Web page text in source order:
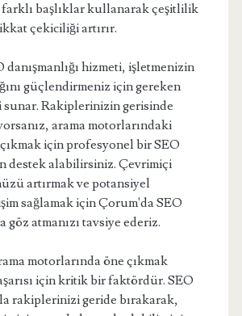
başlıklar kullanarak çeşitlilik
çekiciliği artırır.
danışmanlığı hizmeti, işletmenizin
güçlendirmeniz için gereken
Rakiplerinizin gerisinde
arama motorlarındaki
için profesyonel bir SEO
destek alabilirsiniz. Çevrimiçi
artırmak ve potansiyel
sağlamak için Çorum'da SEO
göz atmanızı tavsiye ederiz.
motorlarında öne çıkmak
için kritik bir faktördür. SEO
rakiplerinizi geride bırakarak,